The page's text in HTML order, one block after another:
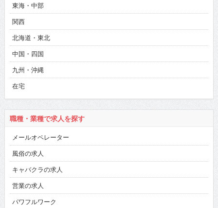
東海・中部
関西
北海道・東北
中国・四国
九州・沖縄
在宅
職種・業種で求人を探す
メールオペレーター
風俗の求人
キャバクラの求人
営業の求人
パワフルワーク